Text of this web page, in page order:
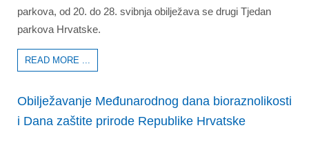
parkova, od 20. do 28. svibnja obilježava se drugi Tjedan
parkova Hrvatske.
READ MORE ...
Obilježavanje Međunarodnog dana bioraznolikosti
i Dana zaštite prirode Republike Hrvatske